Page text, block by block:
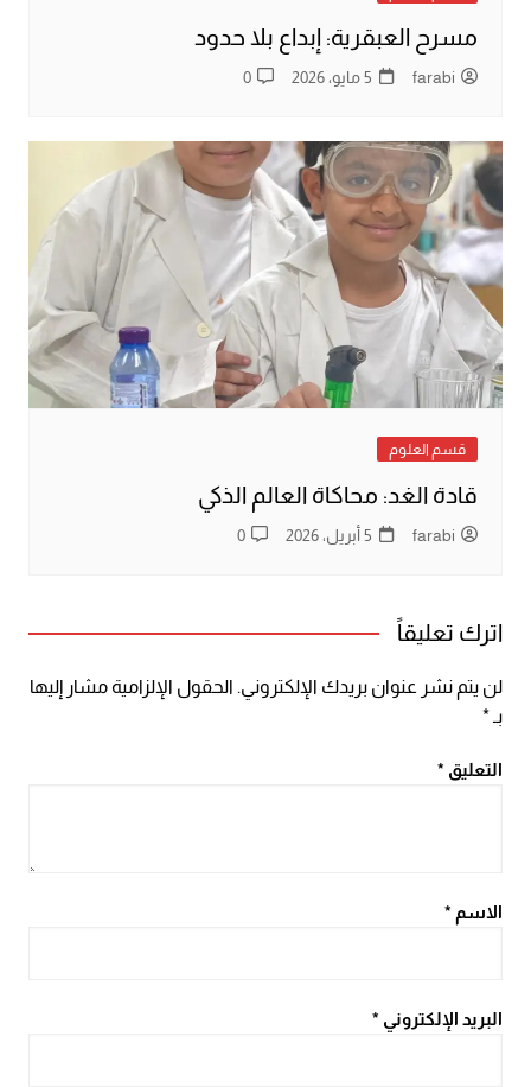
مسرح العبقرية: إبداع بلا حدود
farabi 5 مايو، 2026 0
قسم العلوم
قادة الغد: محاكاة العالم الذكي
farabi 5 أبريل، 2026 0
اترك تعليقاً
لن يتم نشر عنوان بريدك الإلكتروني. الحقول الإلزامية مشار إليها
بـ*
التعليق *
الاسم *
البريد الإلكتروني *